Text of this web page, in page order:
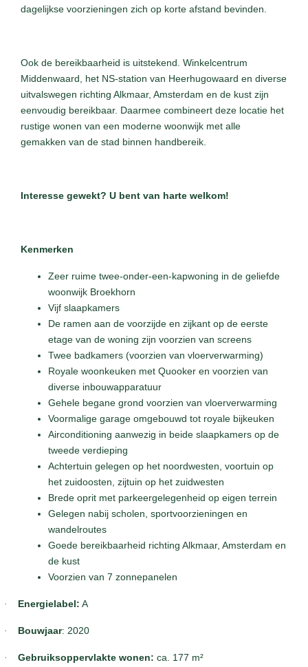
dagelijkse voorzieningen zich op korte afstand bevinden.
Ook de bereikbaarheid is uitstekend. Winkelcentrum
Middenwaard, het NS-station van Heerhugowaard en diverse
uitvalswegen richting Alkmaar, Amsterdam en de kust zijn
eenvoudig bereikbaar. Daarmee combineert deze locatie het
rustige wonen van een moderne woonwijk met alle
gemakken van de stad binnen handbereik.
Interesse gewekt? U bent van harte welkom!
Kenmerken
Zeer ruime twee-onder-een-kapwoning in de geliefde
woonwijk Broekhorn
Vijf slaapkamers
De ramen aan de voorzijde en zijkant op de eerste
etage van de woning zijn voorzien van screens
Twee badkamers (voorzien van vloerverwarming)
Royale woonkeuken met Quooker en voorzien van
diverse inbouwapparatuur
Gehele begane grond voorzien van vloerverwarming
Voormalige garage omgebouwd tot royale bijkeuken
Airconditioning aanwezig in beide slaapkamers op de
tweede verdieping
Achtertuin gelegen op het noordwesten, voortuin op
het zuidoosten, zijtuin op het zuidwesten
Brede oprit met parkeergelegenheid op eigen terrein
Gelegen nabij scholen, sportvoorzieningen en
wandelroutes
Goede bereikbaarheid richting Alkmaar, Amsterdam en
de kust
Voorzien van 7 zonnepanelen
· Energielabel: A
· Bouwjaar: 2020
· Gebruiksoppervlakte wonen: ca. 177 m²